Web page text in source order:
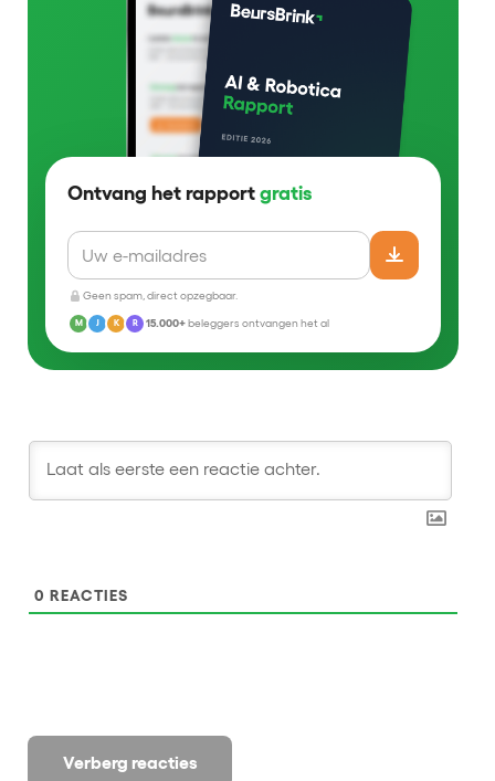
Ontvang het rapport gratis
Geen spam, direct opzegbaar.
M J K R 15.000+ beleggers ontvangen het al
Verberg reacties
0 REACTIES